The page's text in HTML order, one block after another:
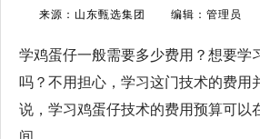
来源：山东甄选集团 编辑：管理员
学鸡蛋仔一般需要多少费用？想要学
吗？不用担心，学习这门技术的费用
说，学习鸡蛋仔技术的费用预算可以